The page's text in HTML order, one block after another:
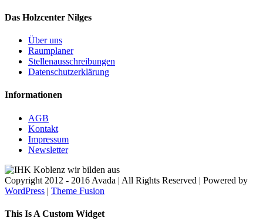
Das Holzcenter Nilges
Über uns
Raumplaner
Stellenausschreibungen
Datenschutzerklärung
Informationen
AGB
Kontakt
Impressum
Newsletter
Copyright 2012 - 2016 Avada | All Rights Reserved | Powered by
WordPress | Theme Fusion
Toggle
This Is A Custom Widget